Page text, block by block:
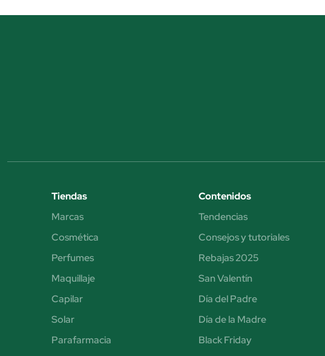
Tiendas
Marcas
Cosmética
Perfumes
Maquillaje
Capilar
Solar
Parafarmacia
Contenidos
Tendencias
Consejos y tutoriales
Rebajas 2025
San Valentín
Día del Padre
Día de la Madre
Black Friday